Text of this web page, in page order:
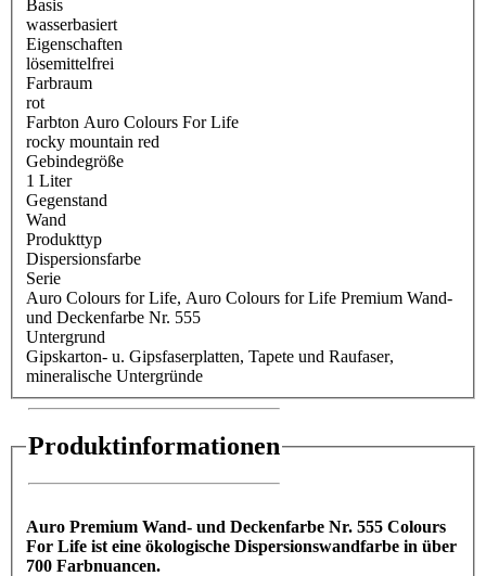
Basis
wasserbasiert
Eigenschaften
lösemittelfrei
Farbraum
rot
Farbton Auro Colours For Life
rocky mountain red
Gebindegröße
1 Liter
Gegenstand
Wand
Produkttyp
Dispersionsfarbe
Serie
Auro Colours for Life, Auro Colours for Life Premium Wand-
und Deckenfarbe Nr. 555
Untergrund
Gipskarton- u. Gipsfaserplatten, Tapete und Raufaser,
mineralische Untergründe
Produktinformationen
Auro Premium Wand- und Deckenfarbe Nr. 555 Colours
For Life ist eine ökologische Dispersionswandfarbe in über
700 Farbnuancen.